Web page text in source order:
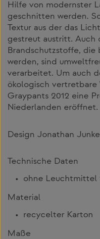
Hilfe von modernster
geschnitten werden.
Textur aus der das
gestreut austritt. Auch
Brandschutzstoffe,
werden, sind
verarbeitet. Um auch
ökologisch vertretbare
Graypants 2012 eine
Niederlanden eröffnet.
Design Jonathan
Technische Daten
ohne Leuchtmittel
Material
recycelter Karton
Maße